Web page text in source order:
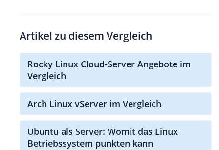
Artikel zu diesem Vergleich
Rocky Linux Cloud-Server Angebote im
Vergleich
Arch Linux vServer im Vergleich
Ubuntu als Server: Womit das Linux
Betriebssystem punkten kann